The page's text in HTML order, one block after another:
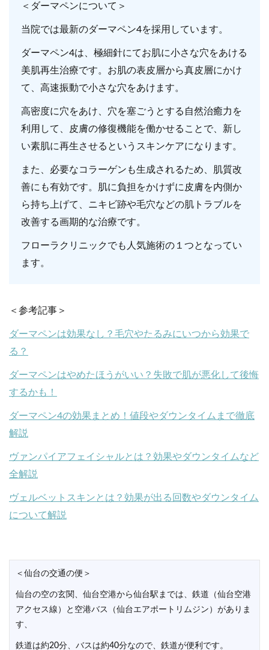
＜ダーマペンについて＞
当院では最新のダーマペン4を採用しています。
ダーマペン4は、極細針にてお肌に小さな穴をあける
美肌再生治療です。お肌の表皮層から真皮層にかけ
て、高速振動で小さな穴をあけます。
高密度に穴をあけ、穴を塞ごうとする自然治癒力を
利用して、皮膚の修復機能を働かせることで、新し
い素肌に再生させるというスキンケアになります。
また、必要なコラーゲンも生成されるため、肌質改
善にも有効です。肌に負担をかけずに皮膚を内側か
ら持ち上げて、ニキビ跡や毛穴などの肌トラブルを
改善する画期的な治療です。
フローラクリニックでも人気施術の１つとなってい
ます。
＜参考記事＞
ダーマペンは効果なし？毛穴やたるみにいつから効果で
る？
ダーマペンはやめたほうがいい？失敗で肌が悪化して後悔
するかも！
ダーマペン4の効果まとめ！値段やダウンタイムまで徹底
解説
ヴァンパイアフェイシャルとは？効果やダウンタイムなど
全解説
ヴェルベットスキンとは？効果が出る回数やダウンタイム
について解説
＜仙台の交通の便＞
仙台の空の玄関、仙台空港から仙台駅までは、鉄道（仙台空港
アクセス線）と空港バス（仙台エアポートリムジン）がありま
す、
鉄道は約20分、バスは約40分なので、鉄道が便利です。